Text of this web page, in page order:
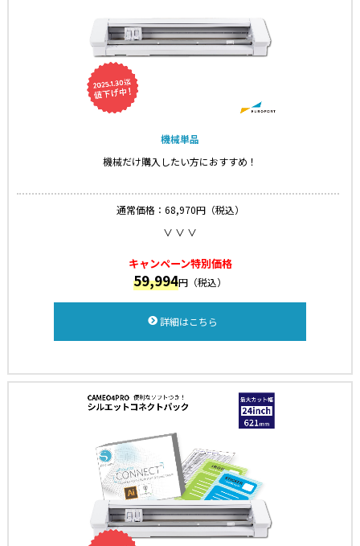
機械単品
機械だけ購入したい方におすすめ！
通常価格：68,970円（税込）
∨ ∨ ∨
キャンペーン特別価格
59,994円（税込）
詳細はこちら